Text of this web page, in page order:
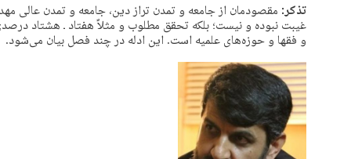
تذکر: مقصودمان از جامعه و تمدن تراز دین، جامعه و تمدن
غیبت نبوده و نیست؛ بلکه تحقق مطلوب و مثلاً هفتاد ـ هشتاد
و فقها و حوزه‌های علمیه است. این ادله در چند فصل بیان می‌شود.